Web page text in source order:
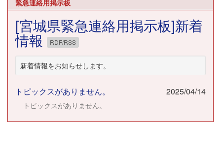
緊急連絡用掲示板
[宮城県緊急連絡用掲示板]新着
情報 RDF/RSS
新着情報をお知らせします。
トピックスがありません。 2025/04/14
トピックスがありません。